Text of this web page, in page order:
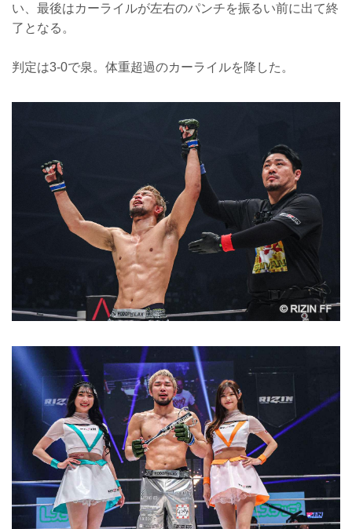
い、最後はカーライルが左右のパンチを振るい前に出て終
了となる。
判定は3-0で泉。体重超過のカーライルを降した。